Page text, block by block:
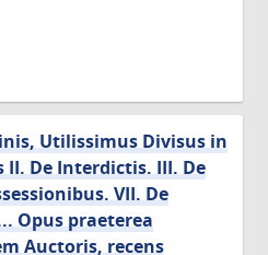
Utilissimus Divisus in
De Interdictis. III. De
VII. De
Opus praeterea
Auctoris, recens